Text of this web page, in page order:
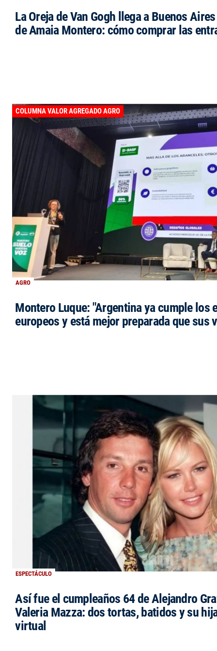
La Oreja de Van Gogh llega a Buenos
de Amaia Montero: cómo comprar las
AGRO
COLUMNA VALOR AGREGADO AGRO
Montero Luque: "Argentina ya cumple los
europeos y está mejor preparada que sus
ESPECTÁCULO
Así fue el cumpleaños 64 de Alejandro
Valeria Mazza: dos tortas, batidos y su
virtual